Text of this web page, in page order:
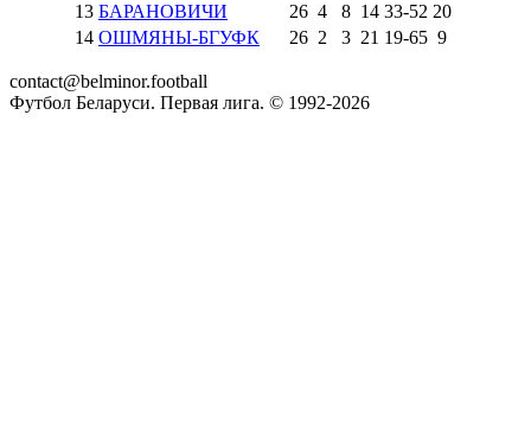
13 БАРАНОВИЧИ 26 4 8 14 33-52 20
14 ОШМЯНЫ-БГУФК 26 2 3 21 19-65 9
contact@belminor.football
Футбол Беларуси. Первая лига. © 1992-2026